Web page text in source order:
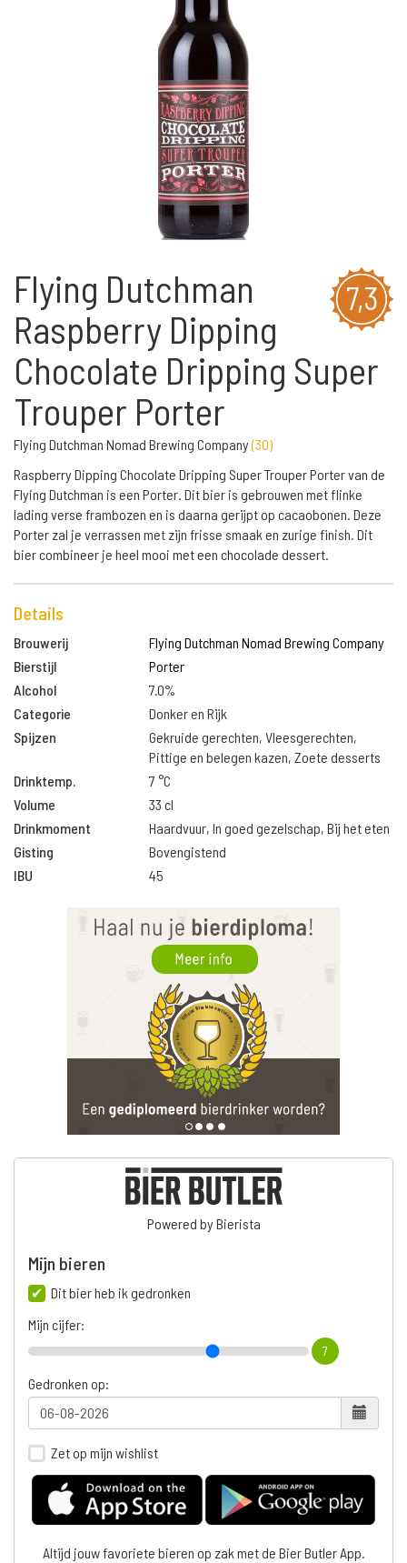
7,3
Flying Dutchman
Raspberry Dipping
Chocolate Dripping Super
Trouper Porter
Flying Dutchman Nomad Brewing Company(30)
Raspberry Dipping Chocolate Dripping Super Trouper Porter van de
Flying Dutchman is een Porter. Dit bier is gebrouwen met flinke
lading verse frambozen en is daarna gerijpt op cacaobonen. Deze
Porter zal je verrassen met zijn frisse smaak en zurige finish. Dit
bier combineer je heel mooi met een chocolade dessert.
Details
Brouwerij
Flying Dutchman Nomad Brewing Company
Bierstijl
Porter
Alcohol
7.0%
Categorie
Donker en Rijk
Spijzen
Gekruide gerechten, Vleesgerechten,
Pittige en belegen kazen, Zoete desserts
Drinktemp.
7 °C
Volume
33 cl
Drinkmoment
Haardvuur, In goed gezelschap, Bij het eten
Gisting
Bovengistend
IBU
45
Powered by Bierista
Mijn bieren
Dit bier heb ik gedronken
Mijn cijfer:
7
Gedronken op:
Zet op mijn wishlist
Altijd jouw favoriete bieren op zak met de Bier Butler App.